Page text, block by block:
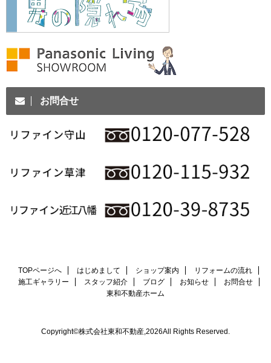
お問合せ
TOPページへ はじめまして ショップ案内
リフォームの流れ
施工ギャラリー
スタッフ紹介 ブログ お知らせ
お問合せ
東和不動産ホーム
Copyright©株式会社東和不動産,2026All Rights Reserved.